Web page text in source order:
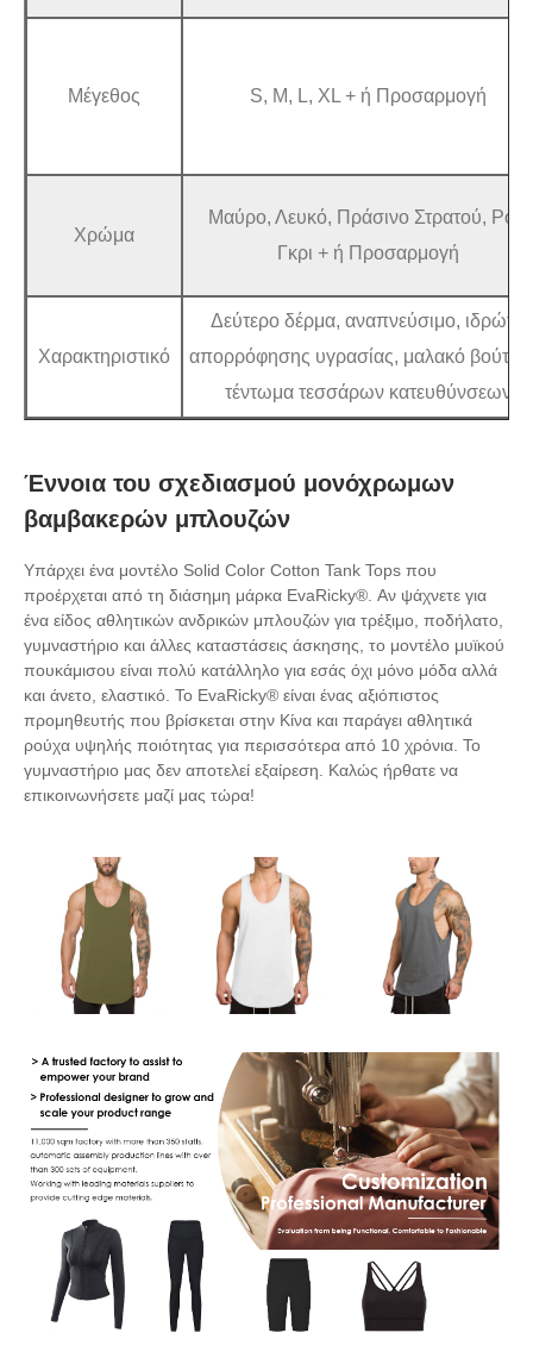
Μέγεθος S, M, L, XL + ή Προσαρμογή
Χρώμα
Μαύρο, Λευκό, Πράσινο Στρατού, Ροζ,
Γκρι + ή Προσαρμογή
Χαρακτηριστικό
Δεύτερο δέρμα, αναπνεύσιμο, ιδρώτα
απορρόφησης υγρασίας, μαλακό
τέντωμα τεσσάρων κατευθύνσεων
Έννοια του σχεδιασμού μονόχρωμων
βαμβακερών μπλουζών
Υπάρχει ένα μοντέλο Solid Color Cotton Tank Tops που
προέρχεται από τη διάσημη μάρκα EvaRicky®. Αν ψάχνετε για
ένα είδος αθλητικών ανδρικών μπλουζών για τρέξιμο, ποδήλατο,
γυμναστήριο και άλλες καταστάσεις άσκησης, το μοντέλο μυϊκού
πουκάμισου είναι πολύ κατάλληλο για εσάς όχι μόνο μόδα αλλά
και άνετο, ελαστικό. Το EvaRicky® είναι ένας αξιόπιστος
προμηθευτής που βρίσκεται στην Κίνα και παράγει αθλητικά
ρούχα υψηλής ποιότητας για περισσότερα από 10 χρόνια. Το
γυμναστήριο μας δεν αποτελεί εξαίρεση. Καλώς ήρθατε να
επικοινωνήσετε μαζί μας τώρα!